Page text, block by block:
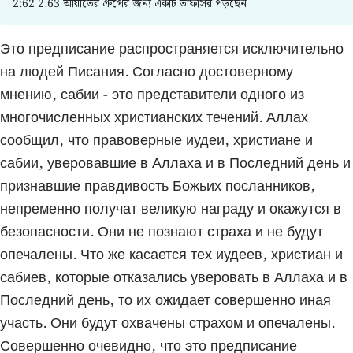
2:62 2:63 আয়াতের গ্রুপের জন্য একটি তাফসির পড়ছেন
Это предписание распространяется исключительно
на людей Писания. Согласно достоверному
мнению, сабии - это представители одного из
многочисленных христианских течений. Аллах
сообщил, что правоверные иудеи, христиане и
сабии, уверовавшие в Аллаха и в Последний день и
признавшие правдивость Божьих посланников,
непременно получат великую награду и окажутся в
безопасности. Они не познают страха и не будут
опечалены. Что же касается тех иудеев, христиан и
сабиев, которые отказались уверовать в Аллаха и в
Последний день, то их ожидает совершенно иная
участь. Они будут охвачены страхом и опечалены.
Совершенно очевидно, что это предписание